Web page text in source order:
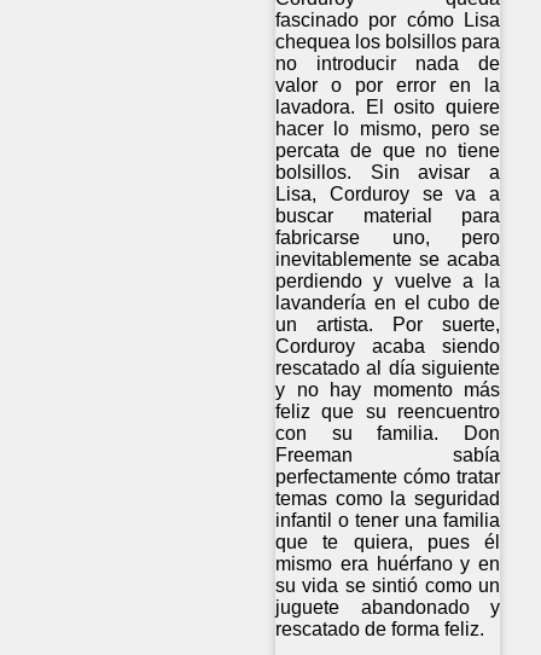
fascinado por cómo Lisa
chequea los bolsillos para
no introducir nada de
valor o por error en la
lavadora. El osito quiere
hacer lo mismo, pero se
percata de que no tiene
bolsillos. Sin avisar a
Lisa, Corduroy se va a
buscar material para
fabricarse uno, pero
inevitablemente se acaba
perdiendo y vuelve a la
lavandería en el cubo de
un artista. Por suerte,
Corduroy acaba siendo
rescatado al día siguiente
y no hay momento más
feliz que su reencuentro
con su familia. Don
Freeman sabía
perfectamente cómo tratar
temas como la seguridad
infantil o tener una familia
que te quiera, pues él
mismo era huérfano y en
su vida se sintió como un
juguete abandonado y
rescatado de forma feliz.